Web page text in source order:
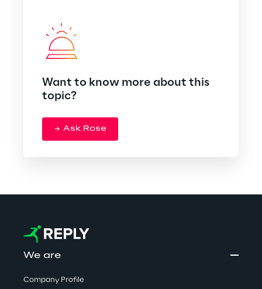
Want to know more about this
topic?
Ask Rose
We are
Company Profile